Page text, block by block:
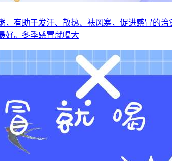
有助于发汗、散热、祛风寒，促进感冒的
好。冬季感冒就喝大